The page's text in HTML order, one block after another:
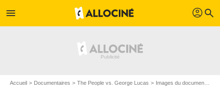
menu profil search
Accueil Documentaires The People vs. George Lucas Images du documentaire The People vs. George Lucas